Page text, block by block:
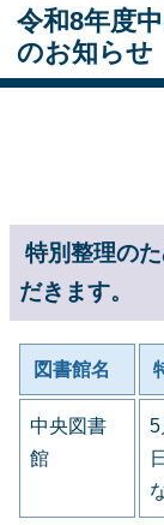
令和8年度
のお知らせ
特別整理の
だきます。
図書館名
中央図書
館
5